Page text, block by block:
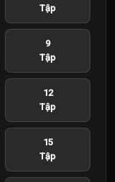
Tập
9
Tập
12
Tập
15
Tập